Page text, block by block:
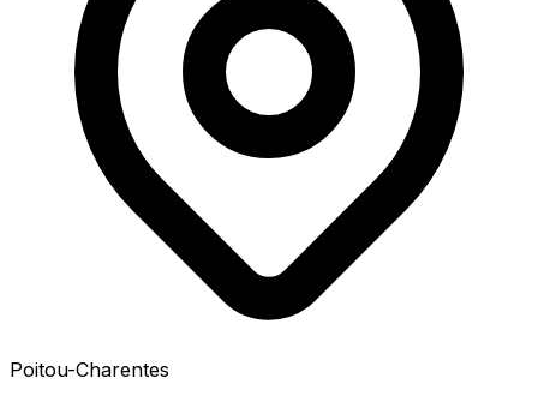
Poitou-Charentes